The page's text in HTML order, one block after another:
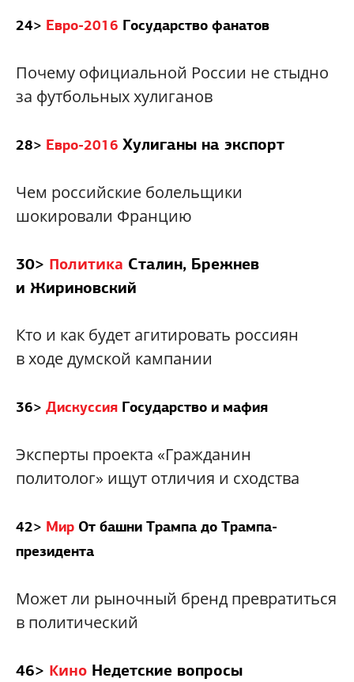
24> Евро-2016 Государство фанатов
Почему официальной России не стыдно
за футбольных хулиганов
28> Евро-2016 Хулиганы на экспорт
Чем российские болельщики
шокировали Францию
30> Политика Сталин, Брежнев
и Жириновский
Кто и как будет агитировать россиян
в ходе думской кампании
36> Дискуссия Государство и мафия
Эксперты проекта «Гражданин
политолог» ищут отличия и сходства
42> Мир От башни Трампа до Трампа-
президента
Может ли рыночный бренд превратиться
в политический
46> Кино Недетские вопросы